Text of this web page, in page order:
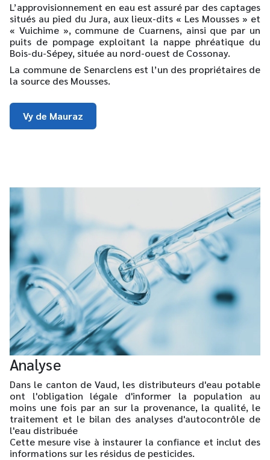
L’approvisionnement en eau est assuré par des captages
situés au pied du Jura, aux lieux-dits « Les Mousses » et
« Vuichime », commune de Cuarnens, ainsi que par un
puits de pompage exploitant la nappe phréatique du
Bois-du-Sépey, située au nord-ouest de Cossonay.
La commune de Senarclens est l’un des propriétaires de
la source des Mousses.
Vy de Mauraz
Analyse
Dans le canton de Vaud, les distributeurs d'eau potable
ont l'obligation légale d'informer la population au
moins une fois par an sur la provenance, la qualité, le
traitement et le bilan des analyses d'autocontrôle de
l'eau distribuée
Cette mesure vise à instaurer la confiance et inclut des
informations sur les résidus de pesticides.